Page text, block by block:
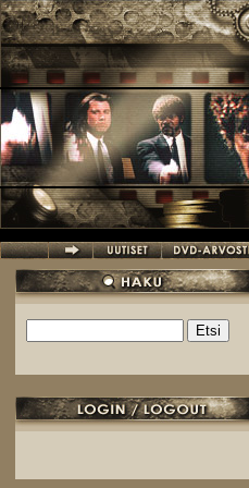
Hyppää pääsisältöön
Hakulomake